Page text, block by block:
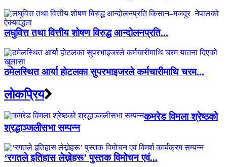
लघुवित्त तथा वित्तीय शोषण विरुद्ध आन्दोलनप्रति...
ठमेलस्थित आर्या होटलका सुपरभाइजरले कर्मचारीमाथि चरम...
लाेकप्रिय
कमरेड विमला श्रेष्ठको
श्रद्धाञ्जलीसभा सम्पन्न
‘रगतले इतिहास लेख्नेहरू’ पुस्तक विमोचन एवं...